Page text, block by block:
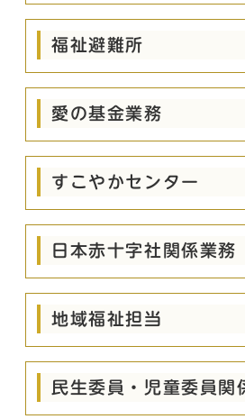
福祉避難所
愛の基金業務
すこやかセンター
日本赤十字社関係業務
地域福祉担当
民生委員・児童委員関